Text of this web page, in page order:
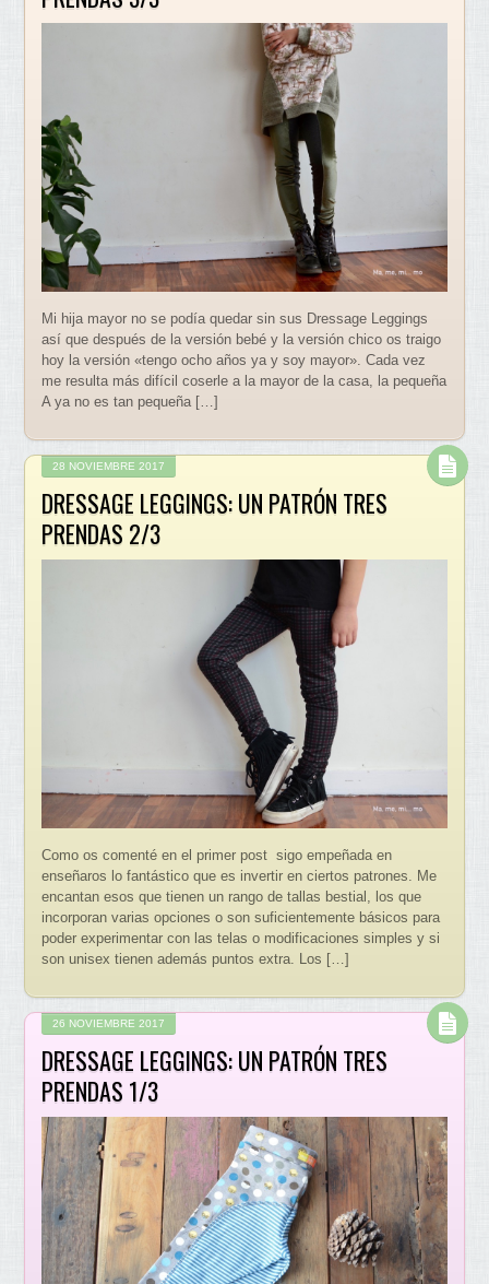
Mi hija mayor no se podía quedar sin sus Dressage Leggings
así que después de la versión bebé y la versión chico os traigo
hoy la versión «tengo ocho años ya y soy mayor». Cada vez
me resulta más difícil coserle a la mayor de la casa, la pequeña
A ya no es tan pequeña […]
28 NOVIEMBRE 2017
DRESSAGE LEGGINGS: UN PATRÓN TRES
PRENDAS 2/3
Como os comenté en el primer post sigo empeñada en
enseñaros lo fantástico que es invertir en ciertos patrones. Me
encantan esos que tienen un rango de tallas bestial, los que
incorporan varias opciones o son suficientemente básicos para
poder experimentar con las telas o modificaciones simples y si
son unisex tienen además puntos extra. Los […]
26 NOVIEMBRE 2017
DRESSAGE LEGGINGS: UN PATRÓN TRES
PRENDAS 1/3